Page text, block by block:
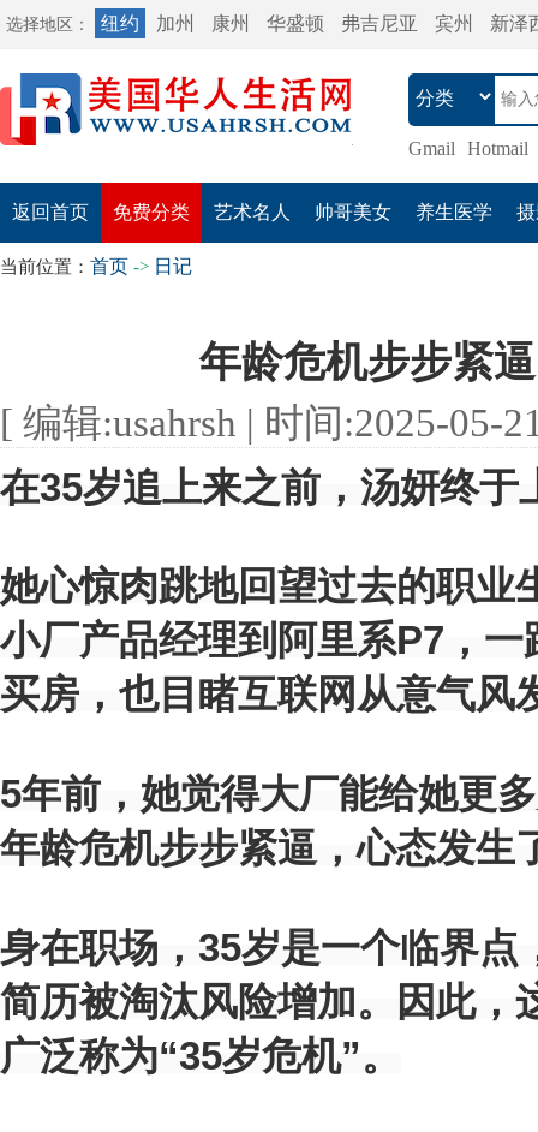
选择地区： 纽约 加州 康州 华盛顿 弗吉尼亚 宾州 新泽
Gmail Hotmail
返回首页 免费分类 艺术名人 帅哥美女 养生医学
当前位置： 首页 -> 日记
年龄危机步步紧
[ 编辑:usahrsh | 时间:2025-05-
在35岁追上来之前，汤妍终于
她心惊肉跳地回望过去的职业
小厂产品经理到阿里系P7，
买房，也目睹互联网从意气风
5年前，她觉得大厂能给她更
年龄危机步步紧逼，心态发生
身在职场，35岁是一个临界
简历被淘汰风险增加。因此，
广泛称为“35岁危机”。